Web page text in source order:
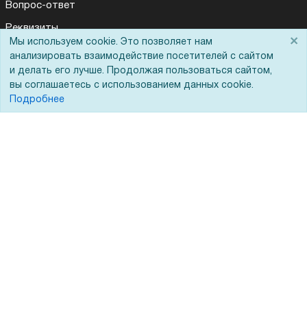
Вопрос-ответ
Реквизиты
Сервисный центр
Вакансии
Мы используем cookie. Это позволяет нам
анализировать взаимодействие посетителей с сайтом
и делать его лучше. Продолжая пользоваться сайтом,
вы соглашаетесь с использованием данных cookie.
Подробнее
×